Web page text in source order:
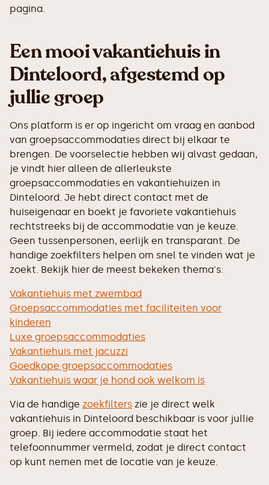
pagina.
Een mooi vakantiehuis in
Dinteloord, afgestemd op
jullie groep
Ons platform is er op ingericht om vraag en aanbod
van groepsaccommodaties direct bij elkaar te
brengen. De voorselectie hebben wij alvast gedaan,
je vindt hier alleen de allerleukste
groepsaccommodaties en vakantiehuizen in
Dinteloord. Je hebt direct contact met de
huiseigenaar en boekt je favoriete vakantiehuis
rechtstreeks bij de accommodatie van je keuze.
Geen tussenpersonen, eerlijk en transparant. De
handige zoekfilters helpen om snel te vinden wat je
zoekt. Bekijk hier de meest bekeken thema's:
Vakantiehuis met zwembad
Groepsaccommodaties met faciliteiten voor
kinderen
Luxe groepsaccommodaties
Vakantiehuis met jacuzzi
Goedkope groepsaccommodaties
Vakantiehuis waar je hond ook welkom is
Via de handige zoekfilters zie je direct welk
vakantiehuis in Dinteloord beschikbaar is voor jullie
groep. Bij iedere accommodatie staat het
telefoonnummer vermeld, zodat je direct contact
op kunt nemen met de locatie van je keuze.